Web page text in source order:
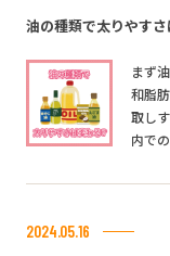
油の種類で太りやすさ
まず
和脂
取し
内で
2024.05.16